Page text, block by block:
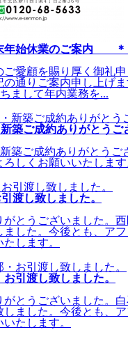
年始休業のご案内 ＊
顧を賜り厚く御礼申
通りご案内申し上げま
まして年内業務を...
築ご成約ありがとうご
築ご成約ありがとうご
しくお願いいたします
渡し致しました。
がとうございました
ました。今後とも、ア
します。
引渡し致しました。
がとうございました
ました。今後とも、
たします。